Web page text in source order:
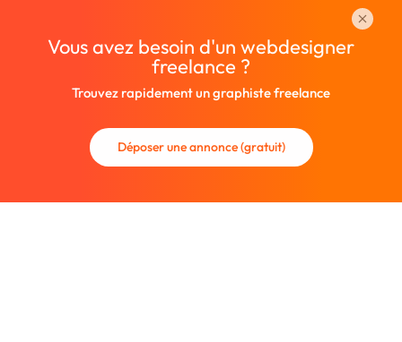
Vous avez besoin d'un webdesigner
freelance ?
Trouvez rapidement un graphiste freelance
Déposer une annonce (gratuit)